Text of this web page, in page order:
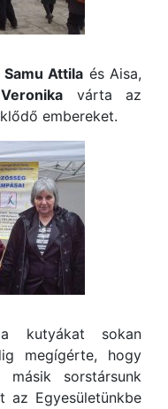
Samu Attila és Aisa,
várta az
embereket.
kutyákat sokan
megígérte, hogy
sorstársunk
az Egyesületünkbe